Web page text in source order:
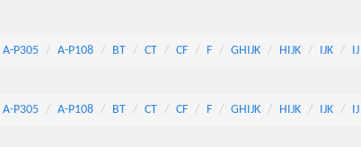
A-P305 A-P108 BT CT CF F GHIJK HIJK IJK IJ
A-P305 A-P108 BT CT CF F GHIJK HIJK IJK IJ